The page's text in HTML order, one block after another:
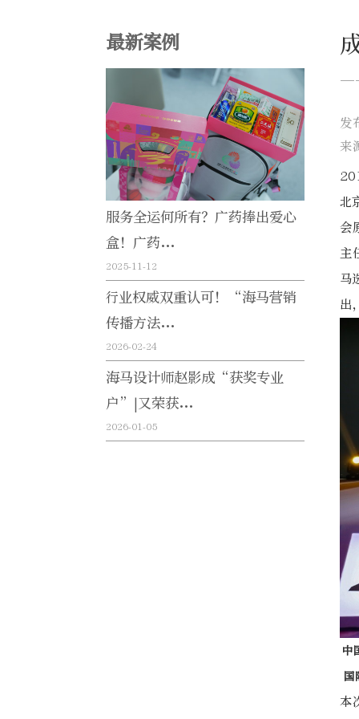
发
来
北
会
主
马
出
中
国
本
最新案例
服务全运何所有？广药捧出爱心
盒！广药...
2025-11-12
行业权威双重认可！“海马营销
传播方法...
2026-02-24
海马设计师赵影成“获奖专业
户”|又荣获...
2026-01-05